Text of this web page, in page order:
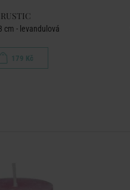
RUSTIC
cm - levandulová
179 Kč